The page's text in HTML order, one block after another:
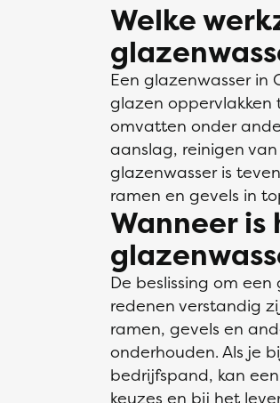
Welke
Een glazenwasser in
glazen oppervlakken
omvatten onder
aanslag, reinigen
glazenwasser is
ramen en gevels in
Wanneer
De beslissing om
redenen verstandig
ramen, gevels en
onderhouden. Als je
bedrijfspand, kan
keuzes en bij het